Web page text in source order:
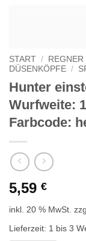
START /
DÜSENKÖPFE /
Hunter
Wurfweite:
Farbcode:
5,59 €
inkl. 20 % MwSt.
Lieferzeit: 1 bis 3